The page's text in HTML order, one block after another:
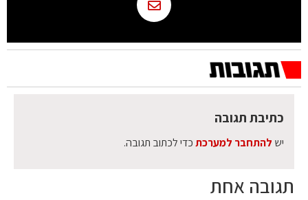
תגובה אחת
כתיבת תגובה
יש להתחבר למערכתכדי לכתוב תגובה.